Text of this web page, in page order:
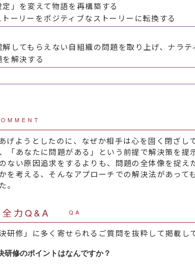
」を変えて物語を再構築する
トーリーをポジティブなストーリーに転換する
解してもらえない自組織の問題を取り上げ、ナラテ
解決する
げようとしたのに、なぜか相手は心を固く閉ざし
「あなたに問題がある」という前提で解決策を提
ない原因追求をするよりも、問題の全体像を捉え
を考える、そんなアプローチでの解決法があって
。
力Q&A QA
研修」に多く寄せられるご質問を抜粋して掲載し
研修のポイントはなんですか？